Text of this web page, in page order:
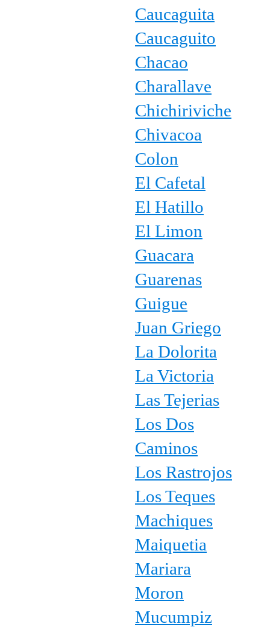
Caucaguita
Caucaguito
Chacao
Charallave
Chichiriviche
Chivacoa
Colon
El Cafetal
El Hatillo
El Limon
Guacara
Guarenas
Guigue
Juan Griego
La Dolorita
La Victoria
Las Tejerias
Los Dos
Caminos
Los Rastrojos
Los Teques
Machiques
Maiquetia
Mariara
Moron
Mucumpiz